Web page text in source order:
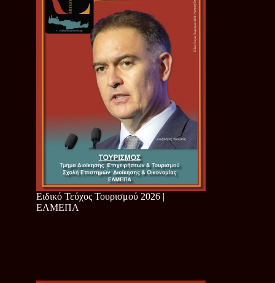
Ειδικό Τεύχος Τουρισμού 2026 |
ΕΛΜΕΠΑ